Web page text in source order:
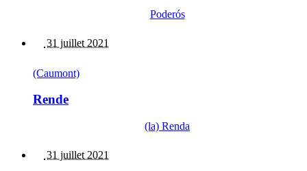
Poderós
31 juillet 2021
(Caumont)
Rende
(la) Renda
31 juillet 2021